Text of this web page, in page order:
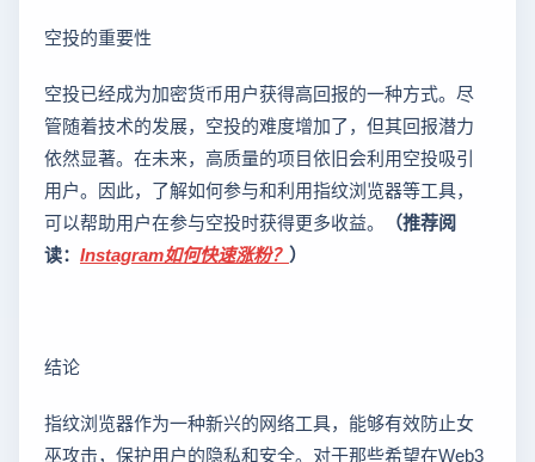
空投的重要性
空投已经成为加密货币用户获得高回报的一种方式。尽
管随着技术的发展，空投的难度增加了，但其回报潜力
依然显著。在未来，高质量的项目依旧会利用空投吸引
用户。因此，了解如何参与和利用指纹浏览器等工具，
可以帮助用户在参与空投时获得更多收益。
（推荐阅
读： Instagram如何快速涨粉？ ）
结论
指纹浏览器作为一种新兴的网络工具，能够有效防止女
巫攻击，保护用户的隐私和安全。对于那些希望在Web3